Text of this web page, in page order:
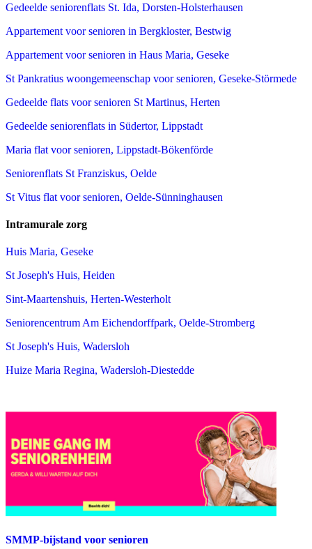
Gedeelde seniorenflats St. Ida, Dorsten-Holsterhausen
Appartement voor senioren in Bergkloster, Bestwig
Appartement voor senioren in Haus Maria, Geseke
St Pankratius woongemeenschap voor senioren, Geseke-Störmede
Gedeelde flats voor senioren St Martinus, Herten
Gedeelde seniorenflats in Südertor, Lippstadt
Maria flat voor senioren, Lippstadt-Bökenförde
Seniorenflats St Franziskus, Oelde
St Vitus flat voor senioren, Oelde-Sünninghausen
Intramurale zorg
Huis Maria, Geseke
St Joseph's Huis, Heiden
Sint-Maartenshuis, Herten-Westerholt
Seniorencentrum Am Eichendorffpark, Oelde-Stromberg
St Joseph's Huis, Wadersloh
Huize Maria Regina, Wadersloh-Diestedde
SMMP-bijstand voor senioren